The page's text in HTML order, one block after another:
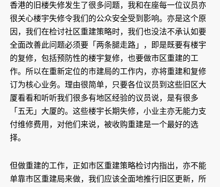
香港的旧楼失修发生了很多问题，我和在座每一位议员亦
很关心楼宇失修令我们的公众安全受到影响。亦是这个原
因，我们在检讨社区重建策略时，我们也没法不承认如要
全面改善此问题必须要「两条腿走路」，即是既要有楼宇
的复修，包括预防性的楼宇复修，也要做市区重建的工
作。所以在重新定位的市建局的工作内，亦将重建和复修
订为核心业务。理由很简单，只要各位议员到这些旧区大
厦看看和听听我们很多有地区经验的议员说，是有很多
「五无」大厦的。这些楼宇长期失修，小业主亦无能力支
付维修费用，对他们来说，被收购重建是一个最好的选
择。
但做重建的工作，正如市区重建策略检讨内指出，亦不能
单靠市区重建局来做，我们应该全面地推行旧区更新，所